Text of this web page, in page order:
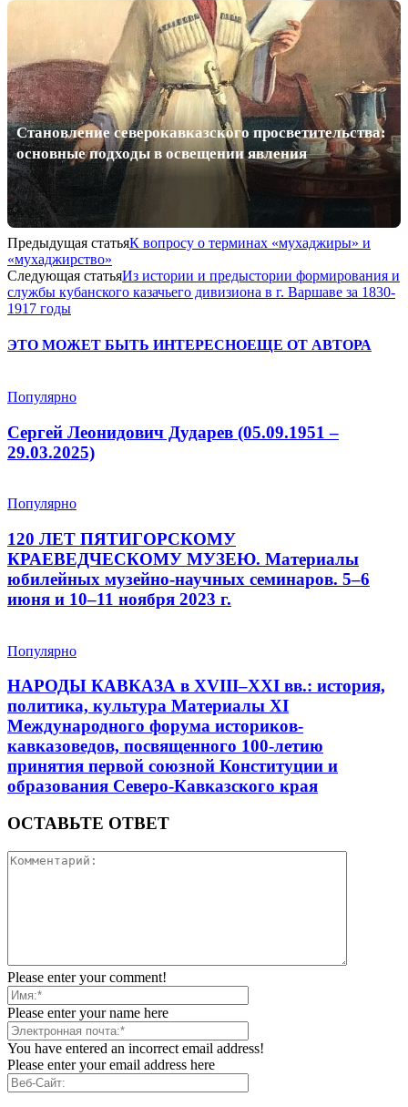
Становление северокавказского просветительства:
основные подходы в освещении явления
Предыдущая статьяК вопросу о терминах «мухаджиры» и
«мухаджирство»
Следующая статьяИз истории и предыстории формирования и
службы кубанского казачьего дивизиона в г. Варшаве за 1830-
1917 годы
ЭТО МОЖЕТ БЫТЬ ИНТЕРЕСНОЕЩЕ ОТ АВТОРА
Популярно
Сергей Леонидович Дударев (05.09.1951 –
29.03.2025)
Популярно
120 ЛЕТ ПЯТИГОРСКОМУ
КРАЕВЕДЧЕСКОМУ МУЗЕЮ. Материалы
юбилейных музейно-научных семинаров. 5–6
июня и 10–11 ноября 2023 г.
Популярно
НАРОДЫ КАВКАЗА в XVIII–XXI вв.: история,
политика, культура Материалы XI
Международного форума историков-
кавказоведов, посвященного 100-летию
принятия первой союзной Конституции и
образования Северо-Кавказского края
ОСТАВЬТЕ ОТВЕТ
Please enter your comment!
Please enter your name here
You have entered an incorrect email address!
Please enter your email address here